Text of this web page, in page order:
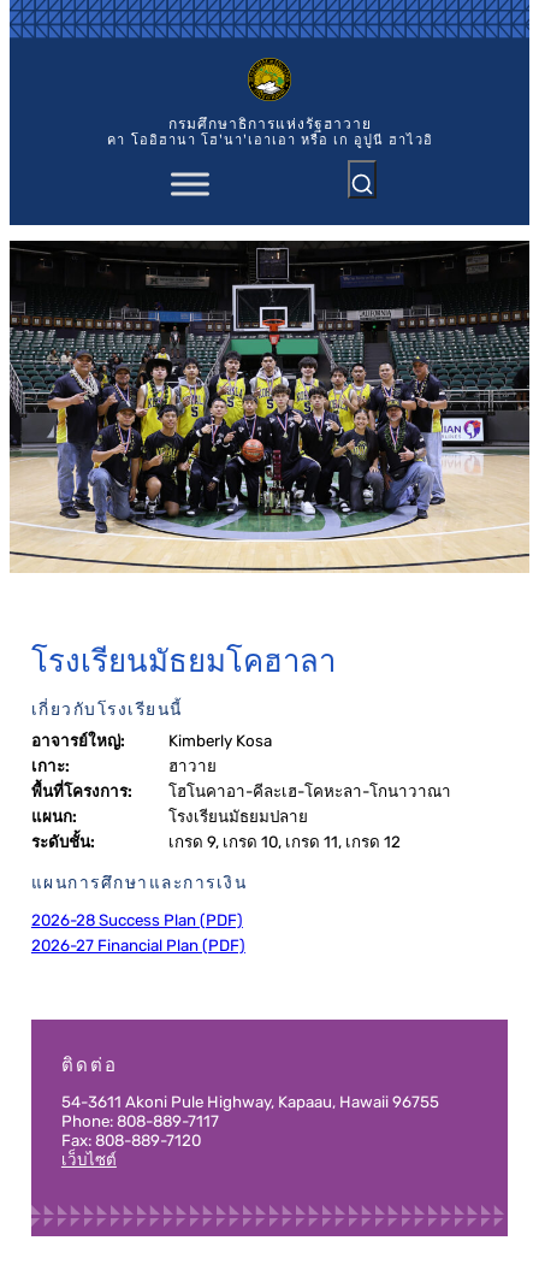
ข้าม
ไป
กรมศึกษาธิการแห่งรัฐฮาวาย
คา `โออิฮานา โฮ'นา'เอาเอา หรือ เก อูปูนี ฮาไวอิ
โรงเรียนมัธยมโคฮาลา
เกี่ยวกับโรงเรียนนี้
อาจารย์ใหญ่:
Kimberly Kosa
เกาะ:
ฮาวาย
พื้นที่โครงการ:
โฮโนคาอา-คีละเฮ-โคหะลา-โกนาวาณา
แผนก:
โรงเรียนมัธยมปลาย
ระดับชั้น:
เกรด 9, เกรด 10, เกรด 11, เกรด 12
แผนการศึกษาและการเงิน
2026-28 Success Plan (PDF)
2026-27 Financial Plan (PDF)
ติดต่อ
54-3611 Akoni Pule Highway, Kapaau, Hawaii 96755
Phone: 808-889-7117
Fax: 808-889-7120
เว็บไซต์